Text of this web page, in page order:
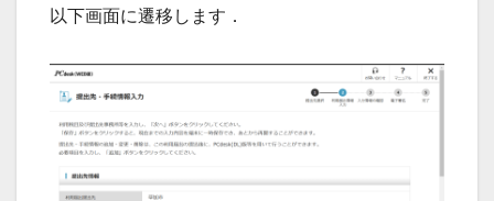
以下画面に遷移します．